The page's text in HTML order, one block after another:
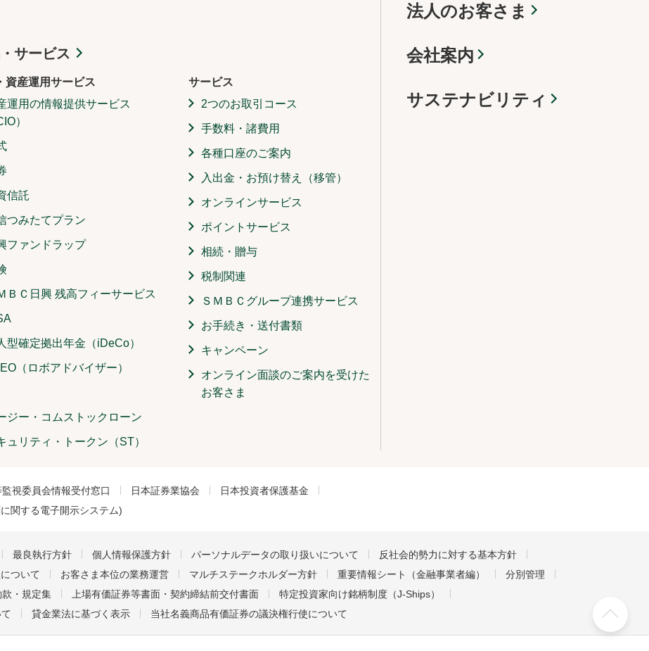
サービス
資産運用サービス
運用の情報提供サービス
）
信託
つみたてプラン
ファンドラップ
ＢＣ日興 残高フィーサービス
型確定拠出年金（iDeCo）
（ロボアドバイザー）
ジー・コムストックローン
ュリティ・トークン（ST）
サービス
2つのお取引コース
手数料・諸費用
各種口座のご案内
入出金・お預け替え（移管）
オンラインサービス
ポイントサービス
相続・贈与
税制関連
ＳＭＢＣグループ連携サービス
お手続き・送付書類
キャンペーン
オンライン面談のご案内を受けた
お客さま
法人のお客さま
会社案内
サステナビリティ
視委員会情報受付窓口 日本証券業協会
日本投資者保護基金
関する電子開示システム)
最良執行方針 個人情報保護方針 パーソナルデータの取り扱いについて
反社会的勢力に対する基本方針
ついて
お客さま本位の業務運営 マルチステークホルダー方針 重要情報シート（金融事業者編）
分別管理
款・規定集 上場有価証券等書面・契約締結前交付書面
特定投資家向け銘柄制度（J-Ships）
貸金業法に基づく表示 当社名義商品有価証券の議決権行使について